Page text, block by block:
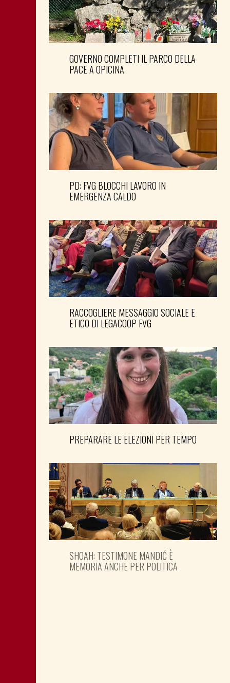
GOVERNO COMPLETI IL PARCO DELLA
PACE A OPICINA
PD: FVG BLOCCHI LAVORO IN
EMERGENZA CALDO
RACCOGLIERE MESSAGGIO SOCIALE E
ETICO DI LEGACOOP FVG
PREPARARE LE ELEZIONI PER TEMPO
SHOAH: TESTIMONE MANDIĆ È
MEMORIA ANCHE PER POLITICA